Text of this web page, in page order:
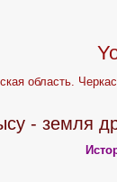
область.
- земля